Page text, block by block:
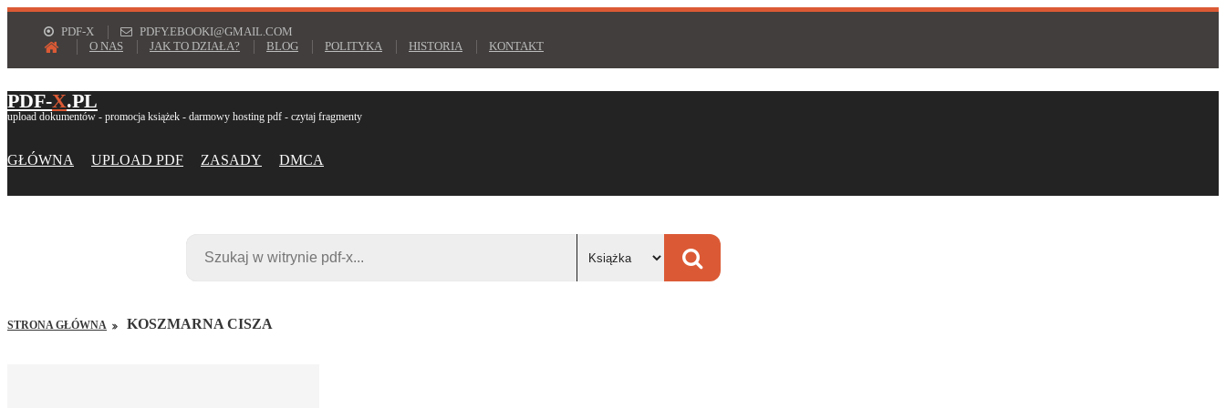
PDF-X
PDFY.EBOOKI@GMAIL.COM
O NAS
JAK TO DZIAŁA? BLOG POLITYKA HISTORIA KONTAKT
PDF-X.PL
upload dokumentów - promocja książek - darmowy hosting pdf - czytaj fragmenty
GŁÓWNA UPLOAD PDF ZASADY DMCA
STRONA GŁÓWNA KOSZMARNA CISZA